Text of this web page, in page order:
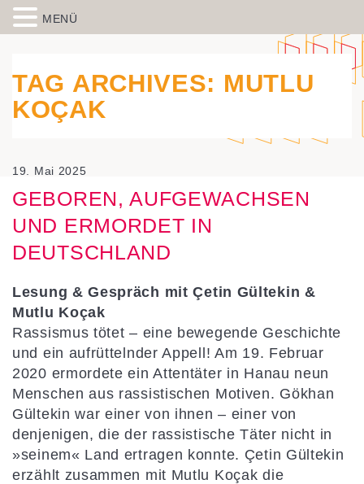
Spiegelbild – Politische Bildung
aus Wiesbaden
historisch-politische Bildungsarbeit in der Migrationsgesellschaft
TAG ARCHIVES: MUTLU
KOÇAK
19. Mai 2025
GEBOREN, AUFGEWACHSEN
UND ERMORDET IN
DEUTSCHLAND
Lesung & Gespräch mitÇetin Gültekin &
Mutlu Koçak
Rassismus tötet – eine bewegende Geschichte
und ein aufrüttelnder Appell! Am 19. Februar
2020 ermordete ein Attentäter in Hanau neun
Menschen aus rassistischen Motiven. Gökhan
Gültekin war einer von ihnen – einer von
denjenigen, die der rassistische Täter nicht in
»seinem« Land ertragen konnte. Çetin Gültekin
erzählt zusammen mit Mutlu Koçak die
MENÜ